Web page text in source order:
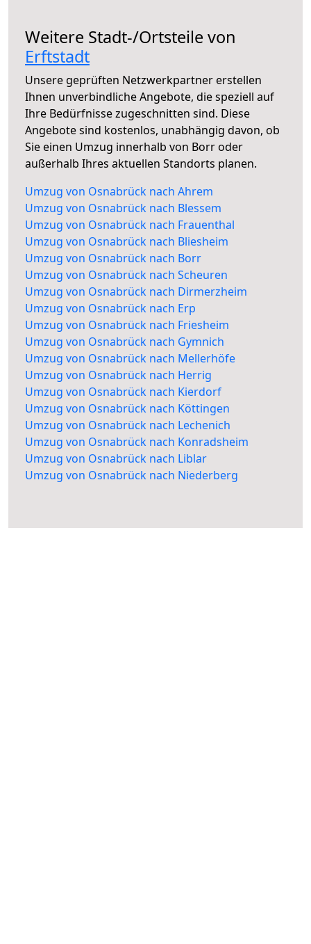
Weitere Stadt-/Ortsteile von
Erftstadt
Unsere geprüften Netzwerkpartner erstellen
Ihnen unverbindliche Angebote, die speziell auf
Ihre Bedürfnisse zugeschnitten sind. Diese
Angebote sind kostenlos, unabhängig davon, ob
Sie einen Umzug innerhalb von Borr oder
außerhalb Ihres aktuellen Standorts planen.
Umzug von Osnabrück nach Ahrem
Umzug von Osnabrück nach Blessem
Umzug von Osnabrück nach Frauenthal
Umzug von Osnabrück nach Bliesheim
Umzug von Osnabrück nach Borr
Umzug von Osnabrück nach Scheuren
Umzug von Osnabrück nach Dirmerzheim
Umzug von Osnabrück nach Erp
Umzug von Osnabrück nach Friesheim
Umzug von Osnabrück nach Gymnich
Umzug von Osnabrück nach Mellerhöfe
Umzug von Osnabrück nach Herrig
Umzug von Osnabrück nach Kierdorf
Umzug von Osnabrück nach Köttingen
Umzug von Osnabrück nach Lechenich
Umzug von Osnabrück nach Konradsheim
Umzug von Osnabrück nach Liblar
Umzug von Osnabrück nach Niederberg